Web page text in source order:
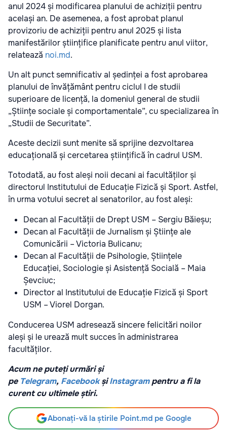
anul 2024 și modificarea planului de achiziții pentru
același an. De asemenea, a fost aprobat planul
provizoriu de achiziții pentru anul 2025 și lista
manifestărilor științifice planificate pentru anul viitor,
relatează noi.md.
Un alt punct semnificativ al ședinței a fost aprobarea
planului de învățământ pentru ciclul I de studii
superioare de licență, la domeniul general de studii
„Științe sociale și comportamentale”, cu specializarea în
„Studii de Securitate”.
Aceste decizii sunt menite să sprijine dezvoltarea
educațională și cercetarea științifică în cadrul USM.
Totodată, au fost aleși noii decani ai facultăților și
directorul Institutului de Educație Fizică și Sport. Astfel,
în urma votului secret al senatorilor, au fost aleși:
Decan al Facultății de Drept USM – Sergiu Băieșu;
Decan al Facultății de Jurnalism și Științe ale
Comunicării – Victoria Bulicanu;
Decan al Facultății de Psihologie, Științele
Educației, Sociologie și Asistență Socială – Maia
Șevciuc;
Director al Institutului de Educație Fizică și Sport
USM – Viorel Dorgan.
Conducerea USM adresează sincere felicitări noilor
aleși și le urează mult succes în administrarea
facultăților.
Acum ne puteți urmări și
pe Telegram, Facebook șiInstagrampentru a fi la
curent cu ultimele știri.
Abonați-vă la știrile Point.md pe Google